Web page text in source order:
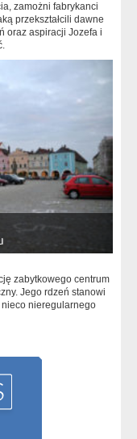
zamożni fabrykanci
przekształcili dawne
oraz aspiracji Jozefa i
zabytkowego centrum
Jego rdzeń stanowi
nieco nieregularnego